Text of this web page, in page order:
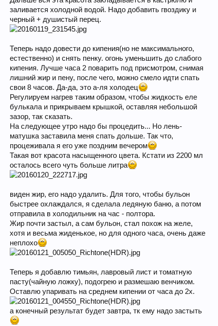
заливается холодной водой. Надо добавить гвоздику и
черный + душистый перец.
Теперь надо довести до кипения(но не максимального,
естественно) и снять пенку. огонь уменьшить до слабого
кипения. Лучше часа 2 поварить под присмотром, снимая
лишний жир и пену, после чего, можно смело идти спать
свои 8 часов. Да-да, это а-ля холодец
Регулируем нагрев таким образом, чтобы жидкость еле
булькала и прикрываем крышкой, оставляя небольшой
зазор, так сказать.
На следующее утро надо бы процедить... Но лень-
матушка заставила меня спать дольше. Так что,
процеживала я его уже поздним вечером
Такая вот красота насыщенного цвета. Кстати из 2200 мл
осталось всего чуть больше литра
виден жир, его надо удалить. Для того, чтобы бульон
быстрее охлаждался, я сделала ледяную баню, а потом
отправила в холодильник на час - полтора.
Жир почти застыл, а сам бульон, стал похож на желе,
хотя и весьма жиденькое, но для одного часа, очень даже
неплохо
Теперь я добавлю тимьян, лавровый лист и томатную
пасту(чайную ложку), подогрею и размешаю венчиком.
Оставлю упаривать на среднем кипении от часа до 2х.
а конечный результат будет завтра, тк ему надо застыть